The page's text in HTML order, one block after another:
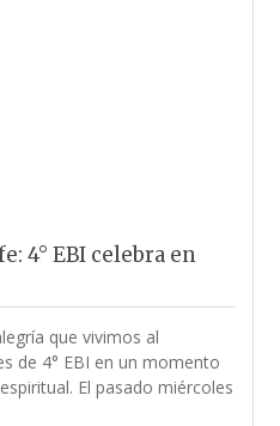
4° EBI celebra en
que vivimos al
de 4° EBI en un momento
El pasado miércoles